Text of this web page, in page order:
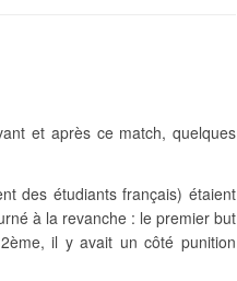
et après ce match, quelques
des étudiants français) étaient
à la revanche : le premier but
il y avait un côté punition